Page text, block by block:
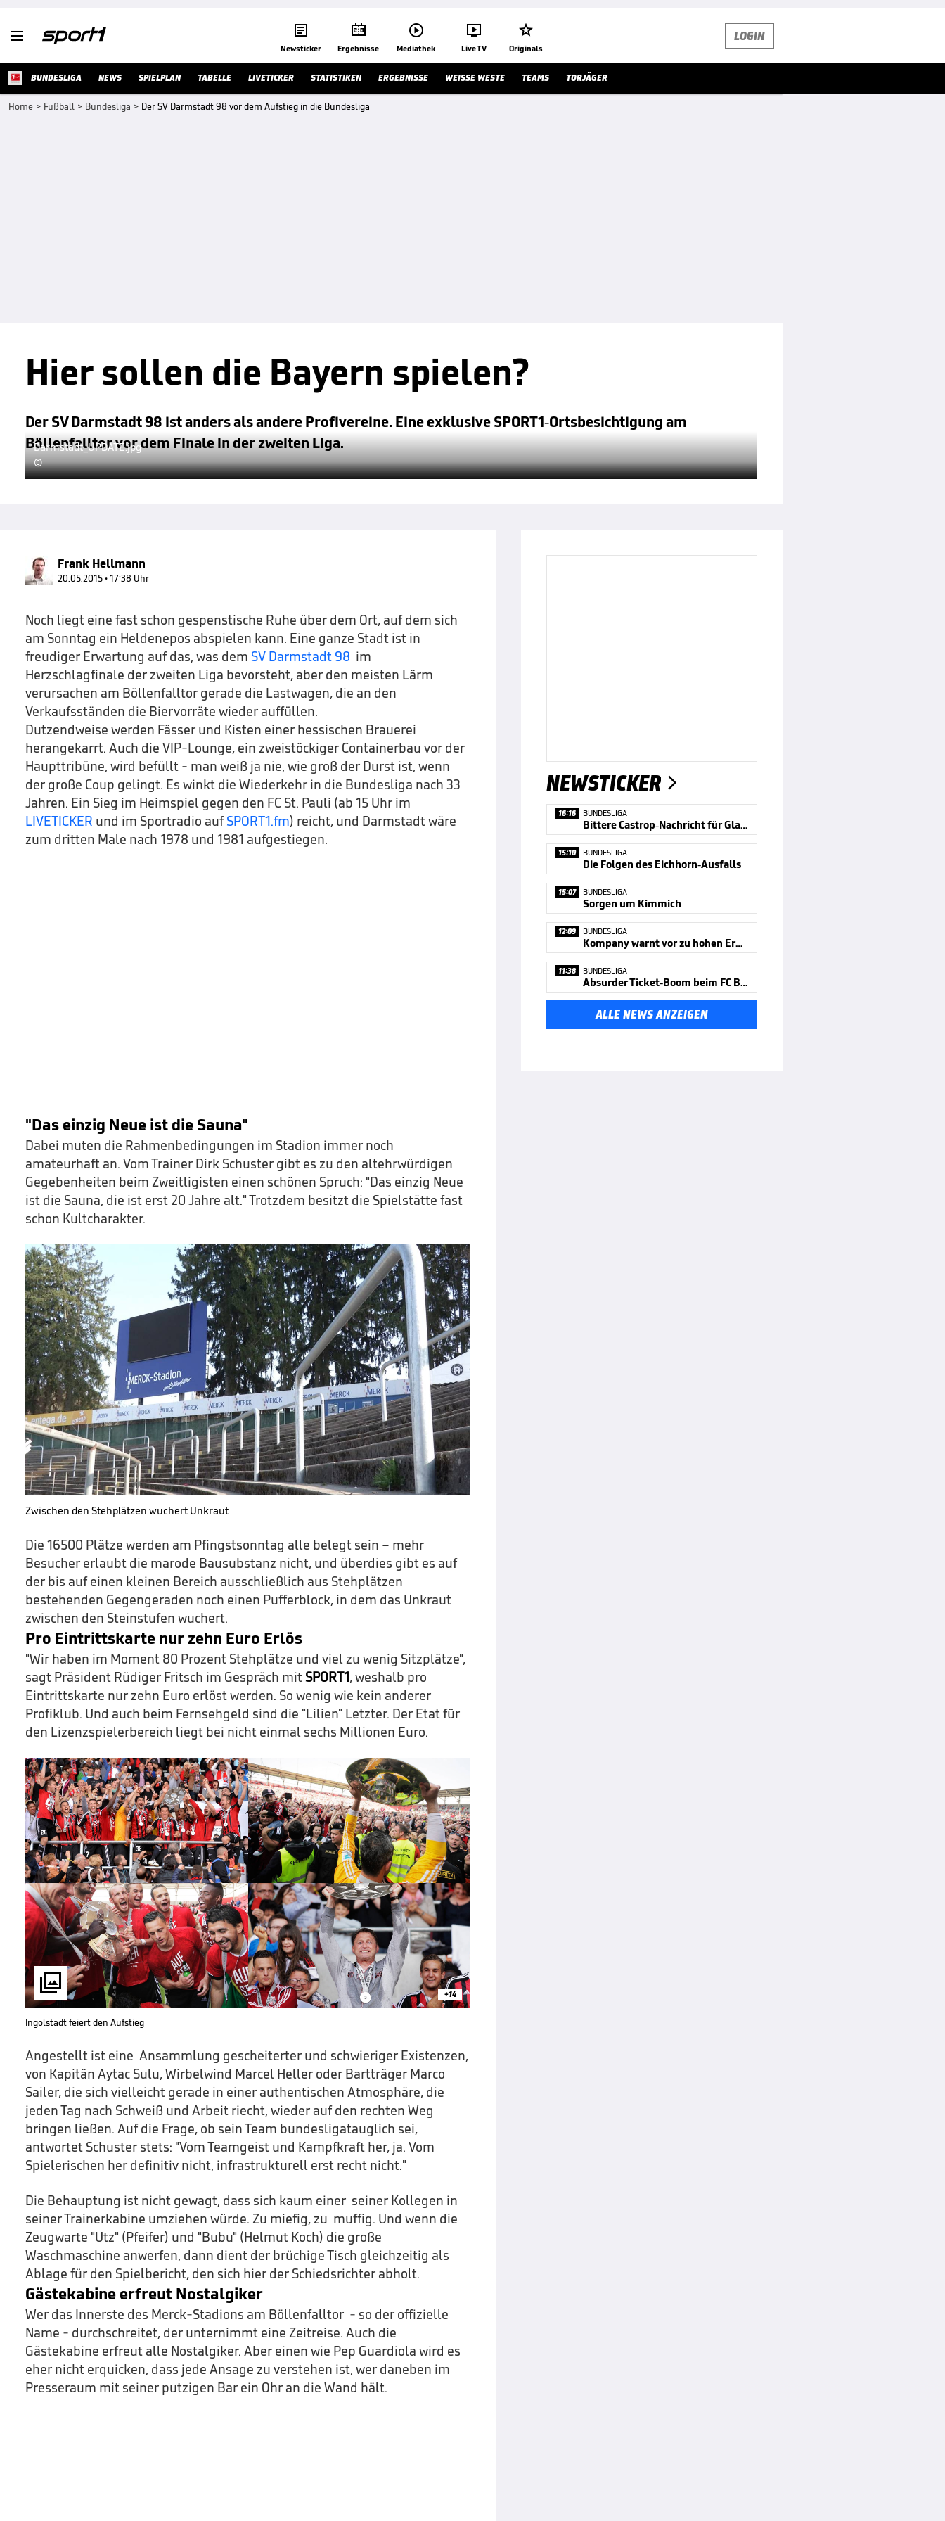
 
Newsticker

Ergebnisse

Mediathek

Live TV

Originals
LOGIN
BUNDESLIGA NEWS SPIELPLAN TABELLE LIVETICKER STATISTIKEN ERGEBNISSE WEISSE WESTE TEAMS TORJÄGER
Home > Fußball > Bundesliga > Der SV Darmstadt 98 vor dem Aufstieg in die Bundesliga
Hier sollen die Bayern spielen?
Der SV Darmstadt 98 ist anders als andere Profivereine. Eine exklusive SPORT1-Ortsbesichtigung am
Böllenfalltor vor dem Finale in der zweiten Liga.
Darmstadt_UPDATE.jpg
©
Frank Hellmann
20.05.2015 • 17:38 Uhr
Noch liegt eine fast schon gespenstische Ruhe über dem Ort, auf dem sich
am Sonntag ein Heldenepos abspielen kann. Eine ganze Stadt ist in
freudiger Erwartung auf das, was dem SV Darmstadt 98 im
Herzschlagfinale der zweiten Liga bevorsteht, aber den meisten Lärm
verursachen am Böllenfalltor gerade die Lastwagen, die an den
Verkaufsständen die Biervorräte wieder auffüllen.
Dutzendweise werden Fässer und Kisten einer hessischen Brauerei
herangekarrt. Auch die VIP-Lounge, ein zweistöckiger Containerbau vor der
Haupttribüne, wird befüllt - man weiß ja nie, wie groß der Durst ist, wenn
der große Coup gelingt. Es winkt die Wiederkehr in die Bundesliga nach 33
Jahren. Ein Sieg im Heimspiel gegen den FC St. Pauli (ab 15 Uhr im
LIVETICKER und im Sportradio aufSPORT1.fm) reicht, und Darmstadt wäre
zum dritten Male nach 1978 und 1981 aufgestiegen.
"Das einzig Neue ist die Sauna"
Dabei muten die Rahmenbedingungen im Stadion immer noch
amateurhaft an. Vom Trainer Dirk Schuster gibt es zu den altehrwürdigen
Gegebenheiten beim Zweitligisten einen schönen Spruch: "Das einzig Neue
ist die Sauna, die ist erst 20 Jahre alt." Trotzdem besitzt die Spielstätte fast
schon Kultcharakter.
Zwischen den Stehplätzen wuchert Unkraut
Die 16500 Plätze werden am Pfingstsonntag alle belegt sein – mehr
Besucher erlaubt die marode Bausubstanz nicht, und überdies gibt es auf
der bis auf einen kleinen Bereich ausschließlich aus Stehplätzen
bestehenden Gegengeraden noch einen Pufferblock, in dem das Unkraut
zwischen den Steinstufen wuchert.
Pro Eintrittskarte nur zehn Euro Erlös
"Wir haben im Moment 80 Prozent Stehplätze und viel zu wenig Sitzplätze",
sagt Präsident Rüdiger Fritsch im Gespräch mitSPORT1, weshalb pro
Eintrittskarte nur zehn Euro erlöst werden. So wenig wie kein anderer
Profiklub. Und auch beim Fernsehgeld sind die "Lilien" Letzter. Der Etat für
den Lizenzspielerbereich liegt bei nicht einmal sechs Millionen Euro.
 +14
Ingolstadt feiert den Aufstieg
Angestellt ist eine Ansammlung gescheiterter und schwieriger Existenzen,
von Kapitän Aytac Sulu, Wirbelwind Marcel Heller oder Bartträger Marco
Sailer, die sich vielleicht gerade in einer authentischen Atmosphäre, die
jeden Tag nach Schweiß und Arbeit riecht, wieder auf den rechten Weg
bringen ließen. Auf die Frage, ob sein Team bundesligatauglich sei,
antwortet Schuster stets: "Vom Teamgeist und Kampfkraft her, ja. Vom
Spielerischen her definitiv nicht, infrastrukturell erst recht nicht."
Die Behauptung ist nicht gewagt, dass sich kaum einer seiner Kollegen in
seiner Trainerkabine umziehen würde. Zu miefig, zu muffig. Und wenn die
Zeugwarte "Utz" (Pfeifer) und "Bubu" (Helmut Koch) die große
Waschmaschine anwerfen, dann dient der brüchige Tisch gleichzeitig als
Ablage für den Spielbericht, den sich hier der Schiedsrichter abholt.
Gästekabine erfreut Nostalgiker
Wer das Innerste des Merck-Stadions am Böllenfalltor - so der offizielle
Name - durchschreitet, der unternimmt eine Zeitreise. Auch die
Gästekabine erfreut alle Nostalgiker. Aber einen wie Pep Guardiola wird es
eher nicht erquicken, dass jede Ansage zu verstehen ist, wer daneben im
Presseraum mit seiner putzigen Bar ein Ohr an die Wand hält.
NEWSTICKER 
16:16 BUNDESLIGA
Bittere Castrop-Nachricht für Gladbach
15:10 BUNDESLIGA
Die Folgen des Eichhorn-Ausfalls
15:07 BUNDESLIGA
Sorgen um Kimmich
12:09 BUNDESLIGA
Kompany warnt vor zu hohen Erwartungen
11:38 BUNDESLIGA
Absurder Ticket-Boom beim FC Bayern
ALLE NEWS ANZEIGEN